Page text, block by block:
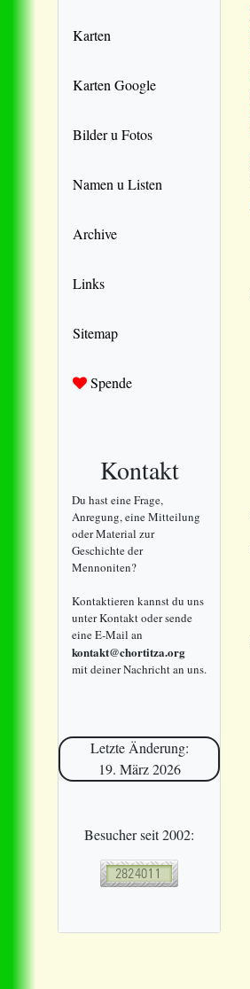
Karten
Karten Google
Bilder u Fotos
Namen u Listen
Archive
Links
Sitemap
Spende
Kontakt
Du hast eine Frage,
Anregung, eine Mitteilung
oder Material zur
Geschichte der
Mennoniten?
Kontaktieren kannst du uns
unter Kontakt oder sende
eine E-Mail an
kontakt@chortitza.org
mit deiner Nachricht an uns.
Letzte Änderung:
19. März 2026
Besucher seit 2002: